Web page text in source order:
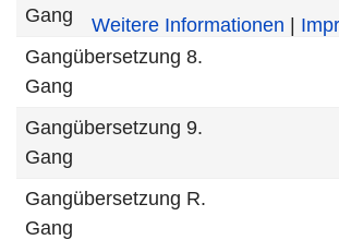
Gang
Gangübersetzung 8.
Gang
Gangübersetzung 9.
Gang
Gangübersetzung R.
Gang
Weitere Informationen